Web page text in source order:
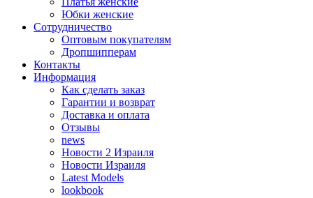
Юбки женские
Сотрудничество
Оптовым покупателям
Дропшипперам
Контакты
Информация
Как сделать заказ
Гарантии и возврат
Доставка и оплата
Отзывы
news
Новости 2 Израиля
Новости Израиля
Latest Models
lookbook